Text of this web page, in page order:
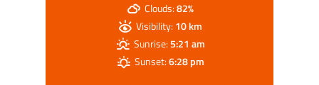
Clouds:82%
Visibility:10 km
Sunrise:5:21 am
Sunset:6:28 pm